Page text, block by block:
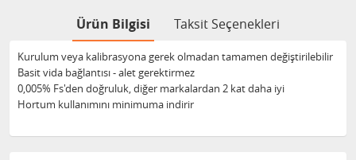
Ürün Bilgisi Taksit Seçenekleri
Kurulum veya kalibrasyona gerek olmadan tamamen değiştirilebilir
Basit vida bağlantısı - alet gerektirmez
0,005% Fs'den doğruluk, diğer markalardan 2 kat daha iyi
Hortum kullanımını minimuma indirir